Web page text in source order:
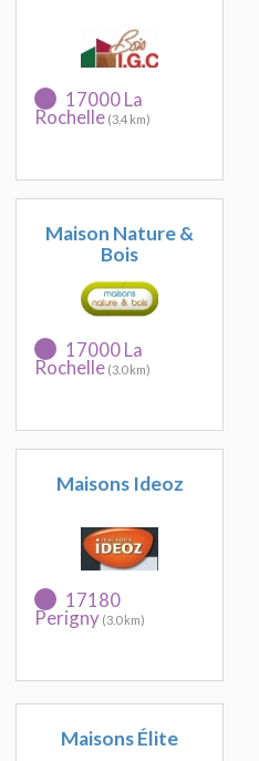
17000 La
Rochelle (3.4 km)
Maison Nature &
Bois
17000 La
Rochelle (3.0 km)
Maisons Ideoz
17180
Perigny (3.0 km)
Maisons Élite